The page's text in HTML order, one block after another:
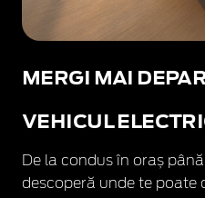
MERGI MAI
VEHICUL
De la condus în oraș
descoperă unde te poate